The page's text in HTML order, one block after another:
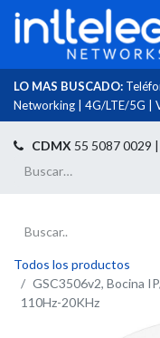
LO MAS BUSCADO:
Networking
4G/LTE/5G
CDMX 55 5087 0029 |
Todos los productos
GSC3506v2, Bocina
110Hz-20KHz